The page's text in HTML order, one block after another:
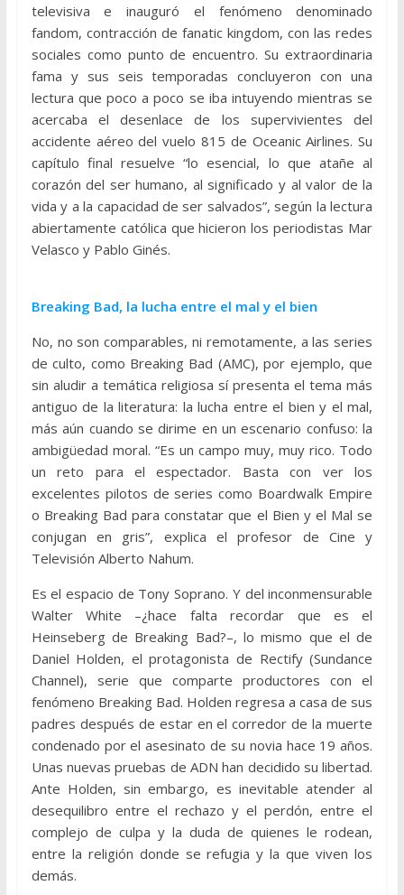
televisiva e inauguró el fenómeno denominado
fandom, contracción de fanatic kingdom, con las redes
sociales como punto de encuentro. Su extraordinaria
fama y sus seis temporadas concluyeron con una
lectura que poco a poco se iba intuyendo mientras se
acercaba el desenlace de los supervivientes del
accidente aéreo del vuelo 815 de Oceanic Airlines. Su
capítulo final resuelve “lo esencial, lo que atañe al
corazón del ser humano, al significado y al valor de la
vida y a la capacidad de ser salvados”, según la lectura
abiertamente católica que hicieron los periodistas Mar
Velasco y Pablo Ginés.
Breaking Bad, la lucha entre el mal y el bien
No, no son comparables, ni remotamente, a las series
de culto, como Breaking Bad (AMC), por ejemplo, que
sin aludir a temática religiosa sí presenta el tema más
antiguo de la literatura: la lucha entre el bien y el mal,
más aún cuando se dirime en un escenario confuso: la
ambigüedad moral. “Es un campo muy, muy rico. Todo
un reto para el espectador. Basta con ver los
excelentes pilotos de series como Boardwalk Empire
o Breaking Bad para constatar que el Bien y el Mal se
conjugan en gris”, explica el profesor de Cine y
Televisión Alberto Nahum.
Es el espacio de Tony Soprano. Y del inconmensurable
Walter White –¿hace falta recordar que es el
Heinseberg de Breaking Bad?–, lo mismo que el de
Daniel Holden, el protagonista de Rectify (Sundance
Channel), serie que comparte productores con el
fenómeno Breaking Bad. Holden regresa a casa de sus
padres después de estar en el corredor de la muerte
condenado por el asesinato de su novia hace 19 años.
Unas nuevas pruebas de ADN han decidido su libertad.
Ante Holden, sin embargo, es inevitable atender al
desequilibro entre el rechazo y el perdón, entre el
complejo de culpa y la duda de quienes le rodean,
entre la religión donde se refugia y la que viven los
demás.